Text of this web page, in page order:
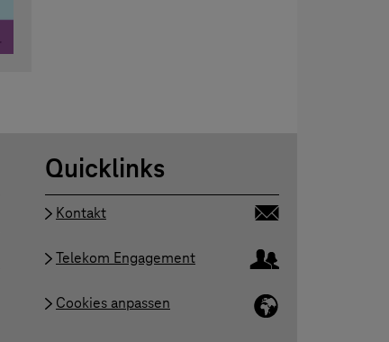
Quicklinks
Kontakt
Telekom Engagement
Cookies anpassen